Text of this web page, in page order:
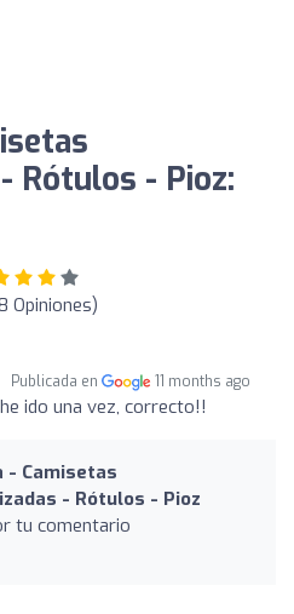
Rótulos - Pioz:
Opiniones)
Publicada en 11 months ago
ido una vez, correcto!!
- Camisetas
- Rótulos - Pioz
tu comentario